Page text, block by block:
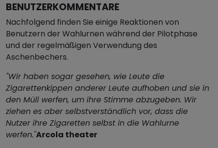
BENUTZERKOMMENTARE
Nachfolgend finden Sie einige Reaktionen von
Benutzern der Wahlurnen während der Pilotphase
und der regelmäßigen Verwendung des
Aschenbechers.
"Wir haben sogar gesehen, wie Leute die
Zigarettenkippen anderer Leute aufhoben und sie in
den Müll werfen, um ihre Stimme abzugeben. Wir
ziehen es aber selbstverständlich vor, dass die
Nutzer ihre Zigaretten selbst in die Wahlurne
werfen."Arcola theater